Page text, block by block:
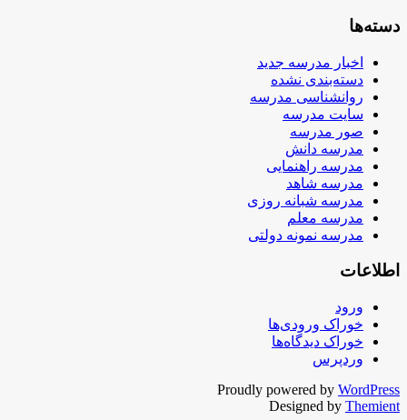
دسته‌ها
اخبار مدرسه جدید
دسته‌بندی نشده
روانشناسی مدرسه
سایت مدرسه
صور مدرسه
مدرسه دانش
مدرسه راهنمایی
مدرسه شاهد
مدرسه شبانه روزی
مدرسه معلم
مدرسه نمونه دولتی
اطلاعات
ورود
خوراک ورودی‌ها
خوراک دیدگاه‌ها
وردپرس
Proudly powered by WordPress
Designed by Themient